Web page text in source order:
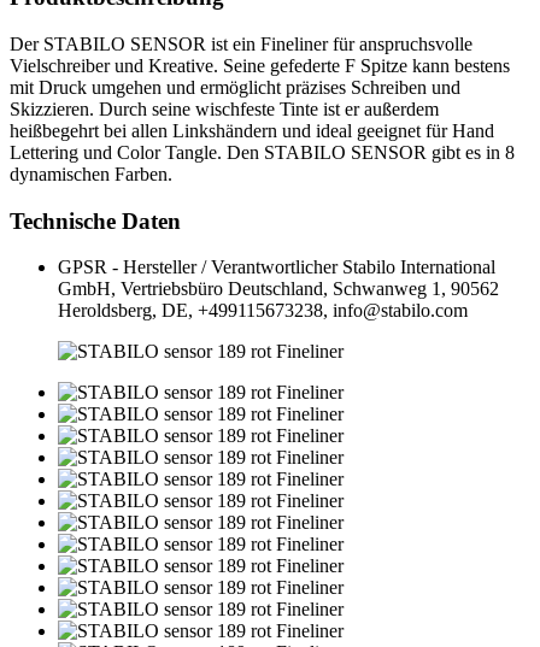
Der STABILO SENSOR ist ein Fineliner für anspruchsvolle
Vielschreiber und Kreative. Seine gefederte F Spitze kann bestens
mit Druck umgehen und ermöglicht präzises Schreiben und
Skizzieren. Durch seine wischfeste Tinte ist er außerdem
heißbegehrt bei allen Linkshändern und ideal geeignet für Hand
Lettering und Color Tangle. Den STABILO SENSOR gibt es in 8
dynamischen Farben.
Technische Daten
GPSR - Hersteller / Verantwortlicher Stabilo International
GmbH, Vertriebsbüro Deutschland, Schwanweg 1, 90562
Heroldsberg, DE, +499115673238, info@stabilo.com